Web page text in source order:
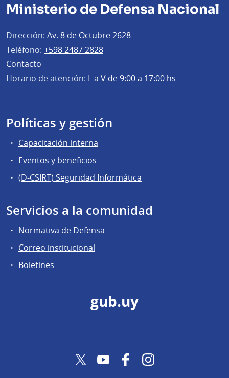
Ministerio de Defensa Nacional
Dirección: Av. 8 de Octubre 2628
Teléfono: +598 2487 2828
Contacto
Horario de atención: L a V de 9:00 a 17:00 hs
Políticas y gestión
Capacitación interna
Eventos y beneficios
(D-CSIRT) Seguridad Informática
Servicios a la comunidad
Normativa de Defensa
Correo institucional
Boletines
gub.uy
TwitterYouTubeFacebookInstagram